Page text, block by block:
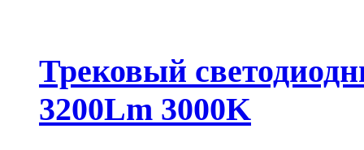
Трековый
3200Lm 3000K